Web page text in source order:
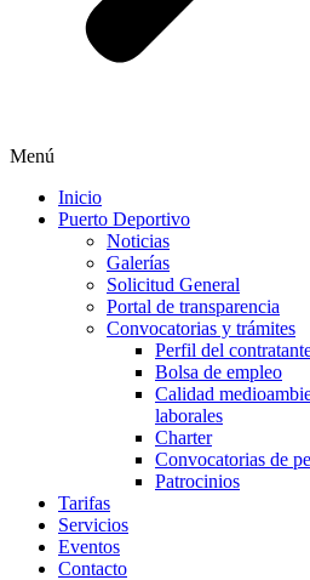
Menú
Inicio
Puerto Deportivo
Noticias
Galerías
Solicitud General
Portal de transparencia
Convocatorias y trámites
Perfil del
Bolsa de empleo
Calidad
laborales
Charter
Convocatorias de
Patrocinios
Tarifas
Servicios
Eventos
Contacto